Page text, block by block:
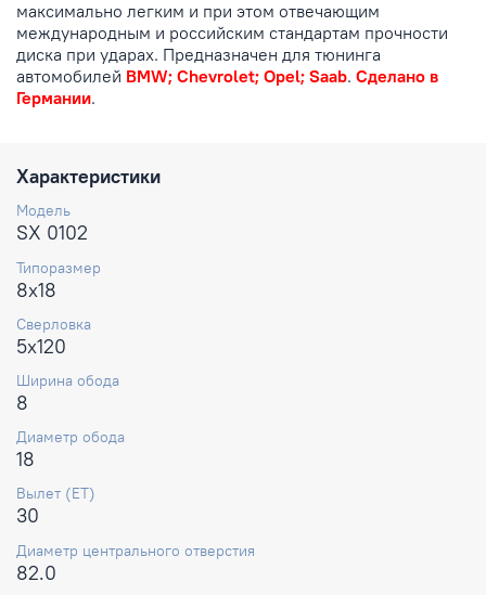
максимально легким и при этом отвечающим
международным и российским стандартам прочности
диска при ударах. Предназначен для тюнинга
автомобилей BMW; Chevrolet; Opel; Saab. Сделано в
Германии.
Характеристики
Модель
SX 0102
Типоразмер
8x18
Сверловка
5x120
Ширина обода
8
Диаметр обода
18
Вылет (ET)
30
Диаметр центрального отверстия
82.0